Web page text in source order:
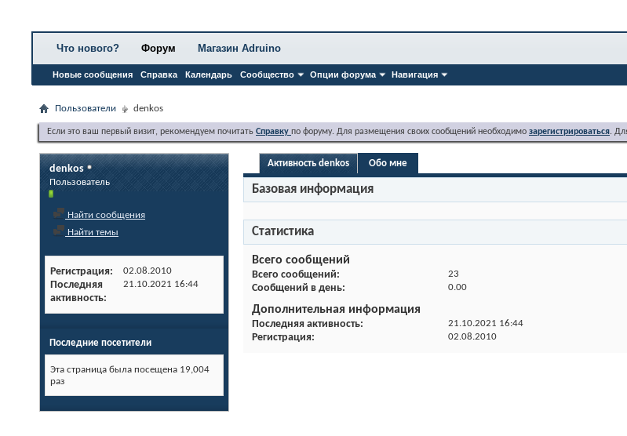
Что нового? Форум
Новые сообщения Справка Календарь Сообщество Опции форума Навигация
Магазин Adruino
Пользователи denkos
Если это ваш первый визит, рекомендуем почитать Справку по форуму. Для размещения своих сообщений необходимо зарегистрироваться.
denkos
Пользователь
Найти сообщения
Найти темы
Регистрация 02.08.2010
Последняя
активность
21.10.2021 16:44
Последние посетители
Эта страница была посещена 19,004
раз
Активность denkos Обо мне
Базовая информация
Статистика
Всего сообщений
Всего сообщений 23
Сообщений в день 0.00
Дополнительная информация
Последняя активность 21.10.2021 16:44
Регистрация 02.08.2010